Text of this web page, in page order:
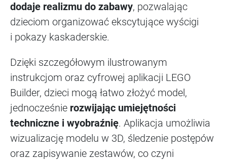
dodaje realizmu do zabawy, pozwalając
dzieciom organizować ekscytujące wyścigi
i pokazy kaskaderskie.
Dzięki szczegółowym ilustrowanym
instrukcjom oraz cyfrowej aplikacji LEGO
Builder, dzieci mogą łatwo złożyć model,
jednocześnie rozwijając umiejętności
techniczne i wyobraźnię. Aplikacja umożliwia
wizualizację modelu w 3D, śledzenie postępów
oraz zapisywanie zestawów, co czyni